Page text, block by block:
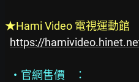
★Hami Video 電視運動館
https://
・官網售價    ：